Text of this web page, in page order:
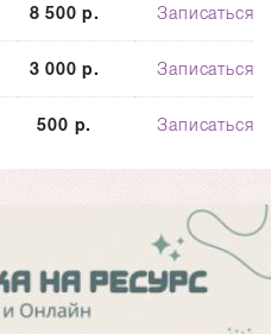
8 500 р. Записаться
3 000 р. Записаться
500 р. Записаться